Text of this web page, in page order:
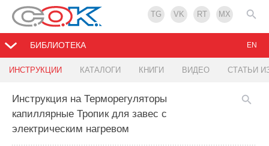
TG VK RT MX
БИБЛИОТЕКА
ИНСТРУКЦИИ КАТАЛОГИ КНИГИ ВИДЕО СТАТЬИ
EN
Инструкция на Терморегуляторы
капиллярные Тропик для завес с
электрическим нагревом